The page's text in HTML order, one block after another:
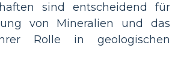
sind entscheidend für
von Mineralien und das
Rolle in geologischen